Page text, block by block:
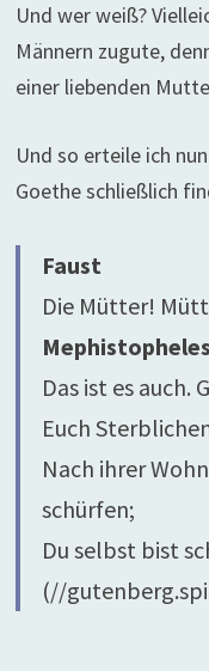
Und wer weiß?
Männern zugute,
einer liebenden
Und so erteile ich
Goethe schließlich
Faust
Die Mütter!
Mephistopheles
Das ist es
Euch
Nach ihrer
schürfen;
Du selbst bist
(//